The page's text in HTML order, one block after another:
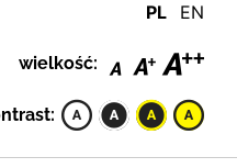
PL EN
wielkość: